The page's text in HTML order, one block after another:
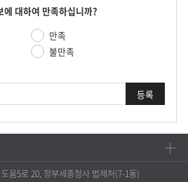
에 대하여 만족하십니까?
만족
불만족
움5로 20, 정부세종청사 법제처(7-1동)